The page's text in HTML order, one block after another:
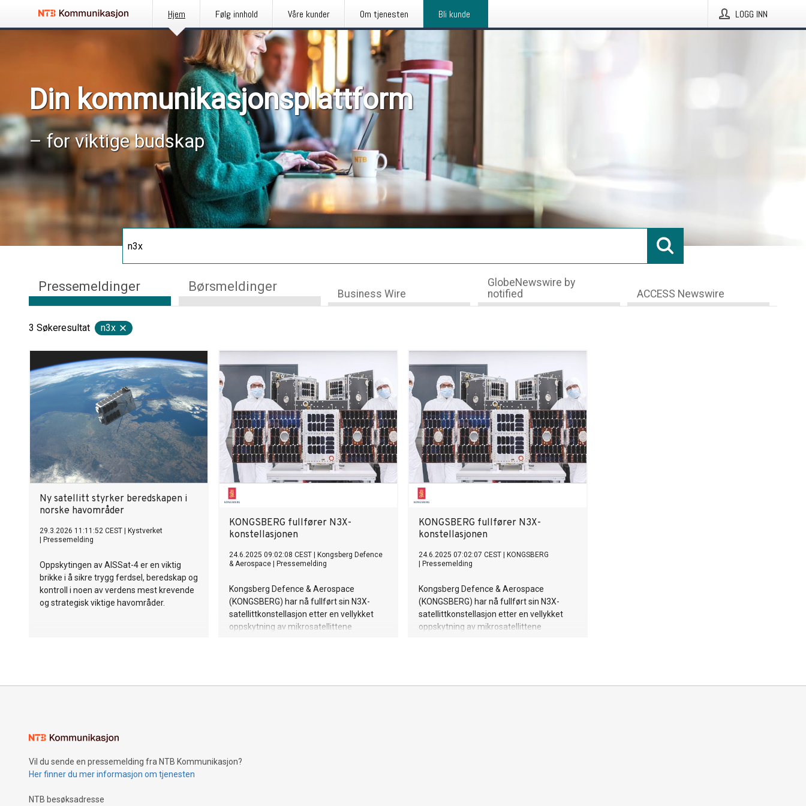
Hjem Følg innhold Våre kunder Om tjenesten Bli kunde LOGG INN
Din kommunikasjonsplattform
– for viktige budskap
Pressemeldinger Børsmeldinger Business Wire
GlobeNewswire by
notified
ACCESS Newswire
3 Søkeresultat n3x
Ny satellitt styrker beredskapen i
norske havområder
29.3.2026 11:11:52 CEST
Kystverket
Pressemelding
Oppskytingen av AISSat-4 er en viktig
brikke i å sikre trygg ferdsel, beredskap og
kontroll i noen av verdens mest krevende
og strategisk viktige havområder.
KONGSBERG fullfører N3X-
konstellasjonen
24.6.2025 09:02:08 CEST
Kongsberg Defence
& Aerospace
Pressemelding
Kongsberg Defence & Aerospace
(KONGSBERG) har nå fullført sin N3X-
satellittkonstellasjon etter en vellykket
oppskytning av mikrosatellittene
KONGSBERG fullfører N3X-
konstellasjonen
24.6.2025 07:02:07 CEST
KONGSBERG
Pressemelding
Kongsberg Defence & Aerospace
(KONGSBERG) har nå fullført sin N3X-
satellittkonstellasjon etter en vellykket
oppskytning av mikrosatellittene
Vil du sende en pressemelding fra NTB Kommunikasjon?
Her finner du mer informasjon om tjenesten
NTB besøksadresse